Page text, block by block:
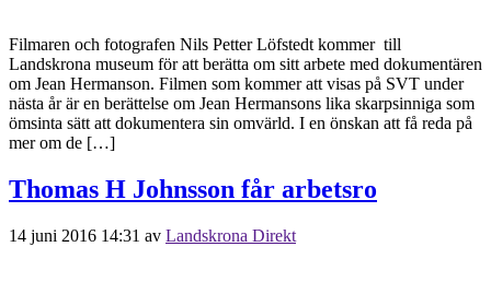
Filmaren och fotografen Nils Petter Löfstedt kommer till
Landskrona museum för att berätta om sitt arbete med dokumentären
om Jean Hermanson. Filmen som kommer att visas på SVT under
nästa år är en berättelse om Jean Hermansons lika skarpsinniga som
ömsinta sätt att dokumentera sin omvärld. I en önskan att få reda på
mer om de […]
Thomas H Johnsson får arbetsro
14 juni 2016 14:31 av Landskrona Direkt